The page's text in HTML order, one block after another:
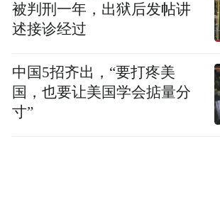
被判刑一年，出狱后发帖讲
述接诊经过
中国5招齐出，“要打疼美
国，也要让美国学会掂量分
寸”